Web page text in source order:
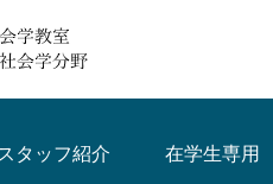
スタッフ紹介 在学生専用